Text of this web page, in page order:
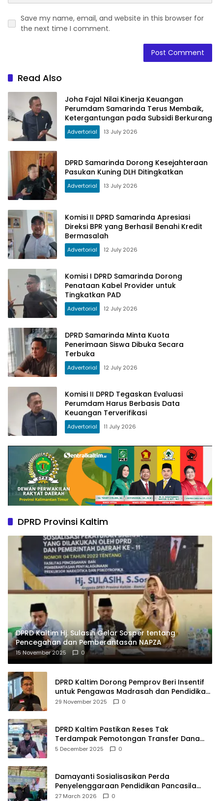
Save my name, email, and website in this browser for
the next time I comment.
Read Also
Joha Fajal Nilai Kinerja Keuangan
Perumdam Samarinda Terus Membaik,
Ketergantungan pada Subsidi Berkurang
Advertorial 13 July 2026
DPRD Samarinda Dorong Kesejahteraan
Pasukan Kuning DLH Ditingkatkan
Advertorial 13 July 2026
Komisi II DPRD Samarinda Apresiasi
Direksi BPR yang Berhasil Benahi Kredit
Bermasalah
Advertorial 12 July 2026
Komisi I DPRD Samarinda Dorong
Penataan Kabel Provider untuk
Tingkatkan PAD
Advertorial 12 July 2026
DPRD Samarinda Minta Kuota
Penerimaan Siswa Dibuka Secara
Terbuka
Advertorial 12 July 2026
Komisi II DPRD Tegaskan Evaluasi
Perumdam Harus Berbasis Data
Keuangan Terverifikasi
Advertorial 11 July 2026
DPRD Provinsi Kaltim
DPRD Kaltim Hj. Sulasih Gelar Sosper tentang
Pencegahan dan Pemberantasan NAPZA
15 November 2025 0
DPRD Kaltim Dorong Pemprov Beri Insentif
untuk Pengawas Madrasah dan Pendidikan
Agama
29 November 2025 0
DPRD Kaltim Pastikan Reses Tak
Terdampak Pemotongan Transfer Dana
Pusat
5 December 2025 0
Damayanti Sosialisasikan Perda
Penyelenggaraan Pendidikan Pancasila
dan Wawasan Kebangsaan
27 March 2026 0